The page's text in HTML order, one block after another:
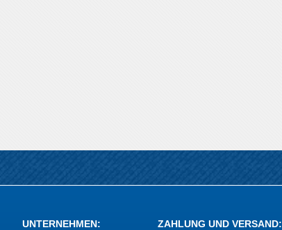
UNTERNEHMEN: ZAHLUNG UND VERSAND: